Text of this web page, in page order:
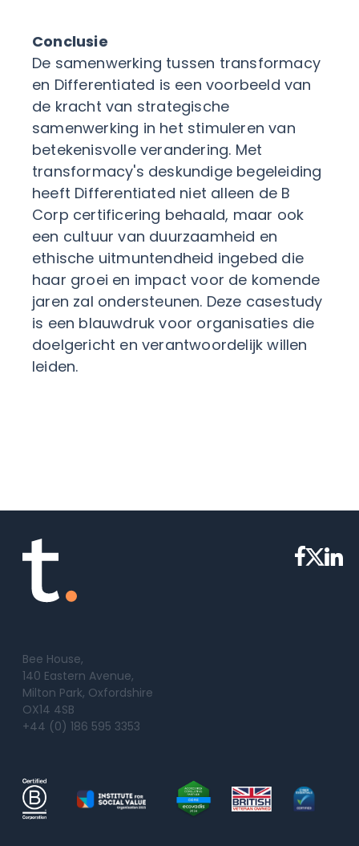
Conclusie
De samenwerking tussen transformacy
en Differentiated is een voorbeeld van
de kracht van strategische
samenwerking in het stimuleren van
betekenisvolle verandering. Met
transformacy's deskundige begeleiding
heeft Differentiated niet alleen de B
Corp certificering behaald, maar ook
een cultuur van duurzaamheid en
ethische uitmuntendheid ingebed die
haar groei en impact voor de komende
jaren zal ondersteunen. Deze casestudy
is een blauwdruk voor organisaties die
doelgericht en verantwoordelijk willen
leiden.
Bee House,
140 Eastern Avenue,
Milton Park, Oxfordshire
OX14 4SB
+44 (0) 186 595 3353